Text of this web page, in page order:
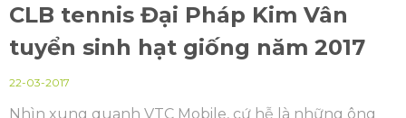
CLB tennis Đại Pháp Kim Vân
tuyển sinh hạt giống năm 2017
22-03-2017
Nhìn xung quanh VTC Mobile, cứ hễ là những ông